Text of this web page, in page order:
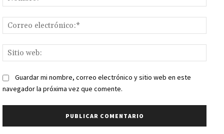
web:
Guardar mi nombre, correo electrónico y sitio web en este
navegador la próxima vez que comente.